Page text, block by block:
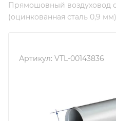
Прямошовный воздуховод
(оцинкованная сталь 0,9 мм)
Артикул: VTL-00143836